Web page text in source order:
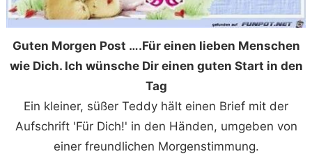
Guten Morgen Post ….Für einen lieben Menschen
wie Dich. Ich wünsche Dir einen guten Start in den
Tag
Ein kleiner, süßer Teddy hält einen Brief mit der
Aufschrift 'Für Dich!' in den Händen, umgeben von
einer freundlichen Morgenstimmung.